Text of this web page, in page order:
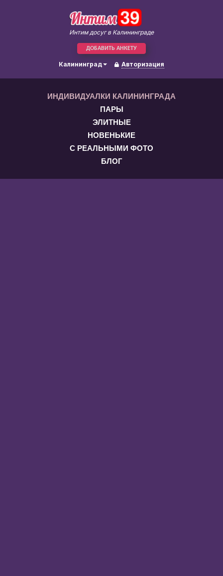
Интим досуг в Калининграде
ДОБАВИТЬ АНКЕТУ
Калининград Авторизация
ИНДИВИДУАЛКИ КАЛИНИНГРАДА
ПАРЫ
ЭЛИТНЫЕ
НОВЕНЬКИЕ
С РЕАЛЬНЫМИ ФОТО
БЛОГ